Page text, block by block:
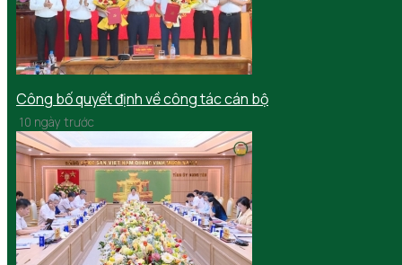
Công bố quyết định về công tác cán bộ
10 ngày trước